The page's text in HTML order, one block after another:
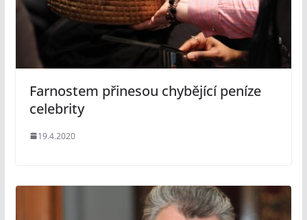
Farnostem přinesou chybějící peníze
celebrity
19.4.2020